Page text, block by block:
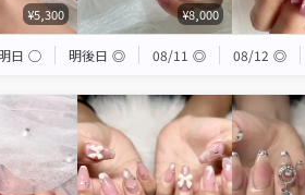
¥5,300 ¥8,000
日 ◯ 明後日 ◎ 08/11 ◎ 08/12 ◎